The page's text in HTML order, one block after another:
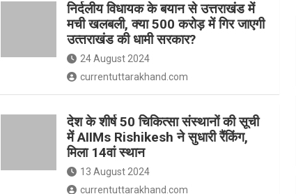
निर्दलीय विधायक के बयान से उत्तराखंड में
मची खलबली, क्‍या 500 करोड़ में गिर जाएगी
उत्‍तराखंड की धामी सरकार?
24 August 2024
currentuttarakhand.com
देश के शीर्ष 50 चिकित्सा संस्थानों की सूची
में AIIMs Rishikesh ने सुधारी रैंकिंग,
मिला 14वां स्थान
13 August 2024
currentuttarakhand.com